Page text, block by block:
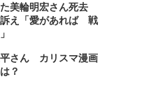
美輪明宏さん死去
え「愛があれば 戦
さん カリスマ漫画
？